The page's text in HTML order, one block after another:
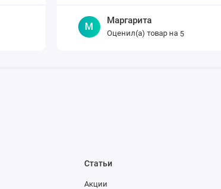
М
Маргарита
Оценил(а) товар на 5
Статьи
Акции